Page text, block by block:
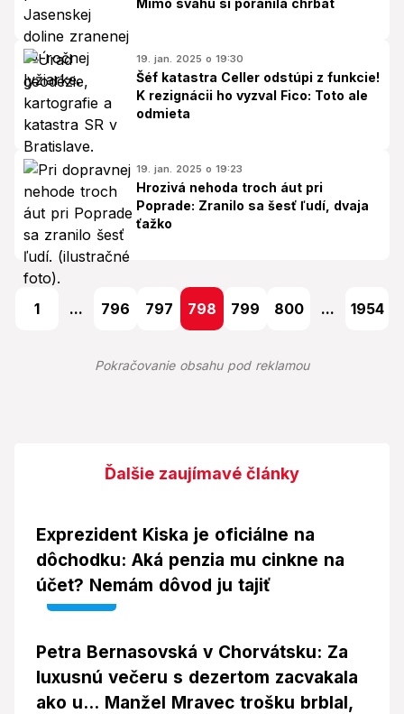
Mimo svahu si poranila chrbát
19. jan. 2025 o 19:30
Šéf katastra Celler odstúpi z funkcie!
K rezignácii ho vyzval Fico: Toto ale
odmieta
19. jan. 2025 o 19:23
Hrozivá nehoda troch áut pri
Poprade: Zranilo sa šesť ľudí, dvaja
ťažko
1 ... 796 797 798 799 800 ... 1954
Pokračovanie obsahu pod reklamou
Ďalšie zaujímavé články
Exprezident Kiska je oficiálne na
dôchodku: Aká penzia mu cinkne na
účet? Nemám dôvod ju tajiť
Video
Petra Bernasovská v Chorvátsku: Za
luxusnú večeru s dezertom zacvakala
ako u... Manžel Mravec trošku brblal,